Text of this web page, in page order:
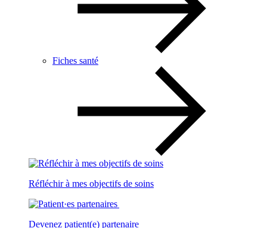
Fiches santé
Réfléchir à mes objectifs de soins
Devenez patient(e) partenaire